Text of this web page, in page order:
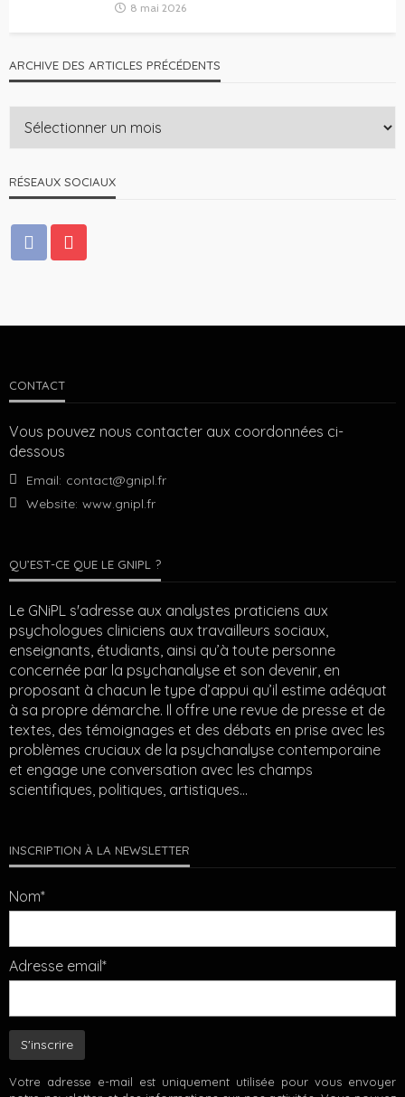
8 mai 2026
ARCHIVE DES ARTICLES PRÉCÉDENTS
RÉSEAUX SOCIAUX
CONTACT
Vous pouvez nous contacter aux coordonnées ci-
dessous
Email: contact@gnipl.fr
Website: www.gnipl.fr
QU’EST-CE QUE LE GNIPL ?
Le GNiPL s'adresse aux analystes praticiens aux
psychologues cliniciens aux travailleurs sociaux,
enseignants, étudiants, ainsi qu’à toute personne
concernée par la psychanalyse et son devenir, en
proposant à chacun le type d’appui qu’il estime adéquat
à sa propre démarche. Il offre une revue de presse et de
textes, des témoignages et des débats en prise avec les
problèmes cruciaux de la psychanalyse contemporaine
et engage une conversation avec les champs
scientifiques, politiques, artistiques…
INSCRIPTION À LA NEWSLETTER
Nom*
Adresse email*
Votre adresse e-mail est uniquement utilisée pour vous envoyer